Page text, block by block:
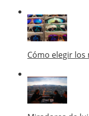
Cómo elegir